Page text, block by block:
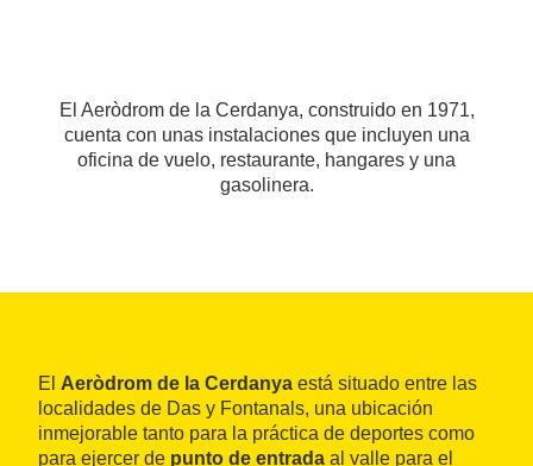
El Aeròdrom de la Cerdanya, construido en 1971,
cuenta con unas instalaciones que incluyen una
oficina de vuelo, restaurante, hangares y una
gasolinera.
El Aeròdrom de la Cerdanya está situado entre las
localidades de Das y Fontanals, una ubicación
inmejorable tanto para la práctica de deportes como
para ejercer de punto de entrada al valle para el